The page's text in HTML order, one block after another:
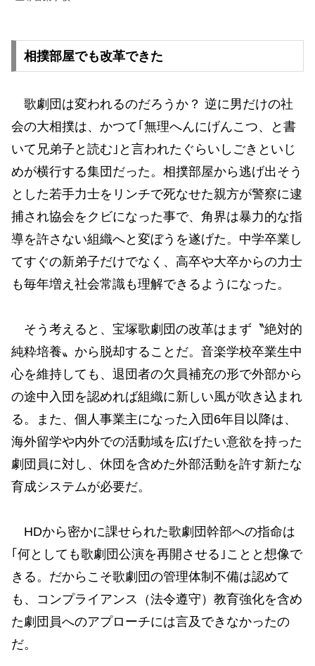
相撲部屋でも改革できた
歌劇団は変われるのだろうか？ 逆に男だけの社
会の大相撲は、かつて｢無理へんにげんこつ、と書
いて兄弟子と読む｣と言われたぐらいしごきといじ
めが横行する集団だった。相撲部屋から逃げ出そう
とした若手力士をリンチで死なせた親方が警察に逮
捕され協会をクビになった事で、角界は暴力的な指
導を許さない組織へと変ぼうを遂げた。中学卒業し
てすぐの新弟子だけでなく、高卒や大卒からの力士
も毎年増え社会常識も理解できるようになった。
そう考えると、宝塚歌劇団の改革はまず〝絶対的
純粋培養〟から脱却することだ。音楽学校卒業生中
心を維持しても、退団者の欠員補充の形で外部から
の途中入団を認めれば組織に新しい風が吹き込まれ
る。また、個人事業主になった入団6年目以降は、
海外留学や内外での活動域を広げたい意欲を持った
劇団員に対し、休団を含めた外部活動を許す新たな
育成システムが必要だ。
HDから密かに課せられた歌劇団幹部への指命は
｢何としても歌劇団公演を再開させる｣ことと想像で
きる。だからこそ歌劇団の管理体制不備は認めて
も、コンプライアンス（法令遵守）教育強化を含め
た劇団員へのアプローチには言及できなかったの
だ。